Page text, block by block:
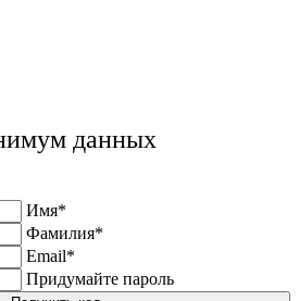
данных
Имя*
Фамилия*
Email*
Придумайте пароль